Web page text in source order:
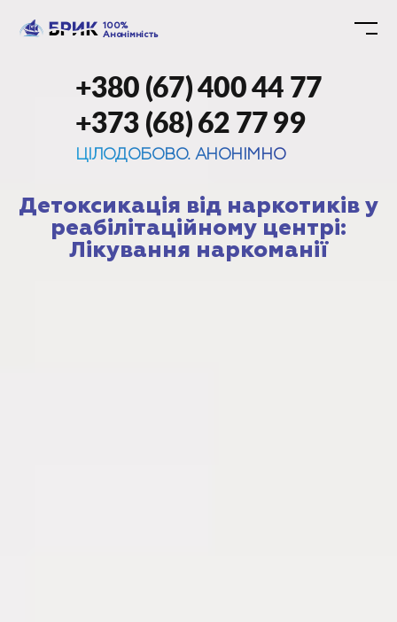
100%
Анонімність
+380 (67) 400 44 77
+373 (68) 62 77 99
ЦІЛОДОБОВО. АНОНІМНО
Детоксикація від наркотиків у
реабілітаційному центрі:
Лікування наркоманії